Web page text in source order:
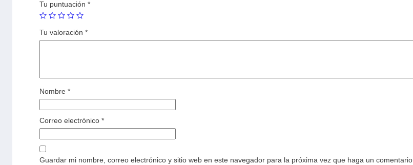
Tu puntuación *
Tu valoración *
Nombre *
Correo electrónico *
Guardar mi nombre, correo electrónico y sitio web en este navegador para la próxima vez que haga un comentario.